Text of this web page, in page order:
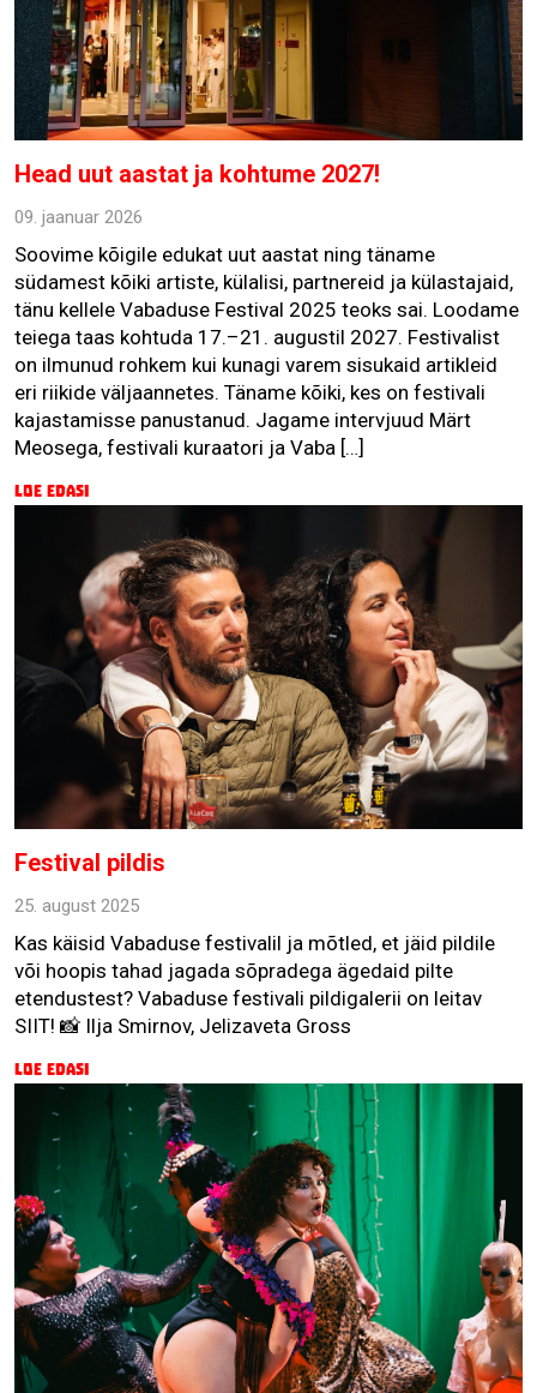
Head uut aastat ja kohtume 2027!
09. jaanuar 2026
Soovime kõigile edukat uut aastat ning täname
südamest kõiki artiste, külalisi, partnereid ja külastajaid,
tänu kellele Vabaduse Festival 2025 teoks sai. Loodame
teiega taas kohtuda 17.–21. augustil 2027. Festivalist
on ilmunud rohkem kui kunagi varem sisukaid artikleid
eri riikide väljaannetes. Täname kõiki, kes on festivali
kajastamisse panustanud. Jagame intervjuud Märt
Meosega, festivali kuraatori ja Vaba […]
Loe edasi
Festival pildis
25. august 2025
Kas käisid Vabaduse festivalil ja mõtled, et jäid pildile
või hoopis tahad jagada sõpradega ägedaid pilte
etendustest? Vabaduse festivali pildigalerii on leitav
SIIT! 📸 Ilja Smirnov, Jelizaveta Gross
Loe edasi